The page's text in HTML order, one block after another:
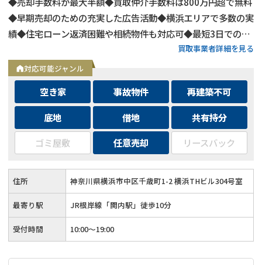
◆早期売却のための充実した広告活動◆横浜エリアで多数の実
績◆住宅ローン返済困難や相続物件も対応可◆最短3日での売
却も可能◆プロフェッショナルによる徹底サポート買取事業者詳細を見る
対応可能ジャンル
空き家 事故物件
再建築不可
底地
借地
共有持分
ゴミ屋敷
任意売却 リースバック
住所 神奈川県横浜市中区千歳町1-2 横浜THビル304号室
最寄り駅 JR根岸線「関内駅」徒歩10分
受付時間 10:00～19:00